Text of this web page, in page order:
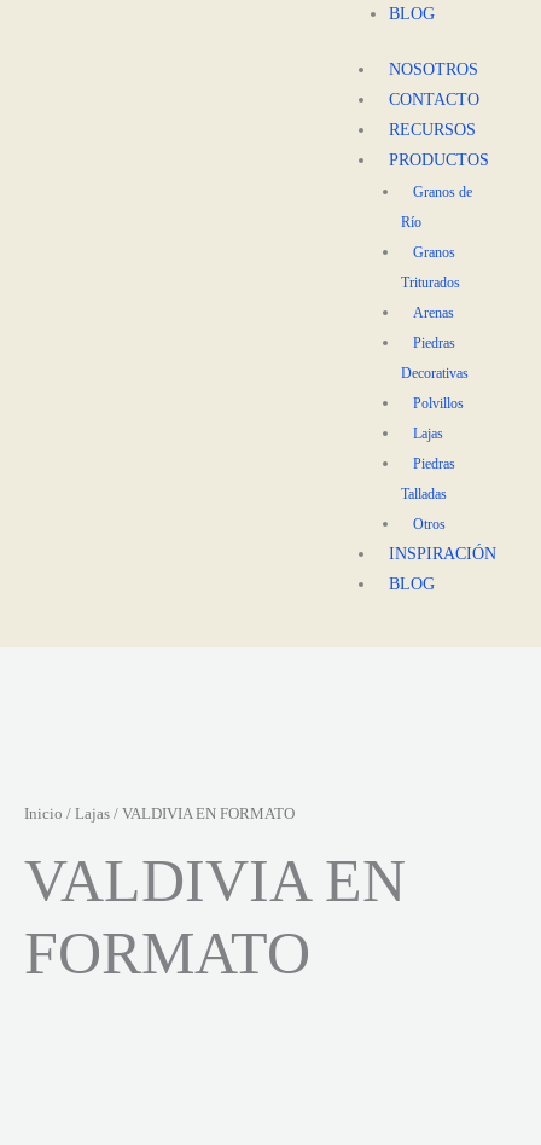
BLOG
NOSOTROS
CONTACTO
RECURSOS
PRODUCTOS
Granos de
Río
Granos
Triturados
Arenas
Piedras
Decorativas
Polvillos
Lajas
Piedras
Talladas
Otros
INSPIRACIÓN
BLOG
Inicio / Lajas / VALDIVIA EN FORMATO
VALDIVIA EN
FORMATO